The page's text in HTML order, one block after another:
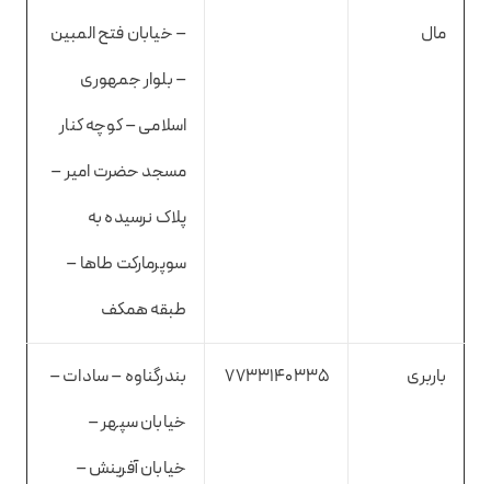
مال
– خیابان فتح المبین
– بلوار جمهوری
اسلامی – کوچه کنار
مسجد حضرت امیر –
پلاک نرسیده به
سوپرمارکت طاها –
طبقه همکف
باربری 7733140335
بندرگناوه – سادات –
خیابان سپهر –
خیابان آفرینش –